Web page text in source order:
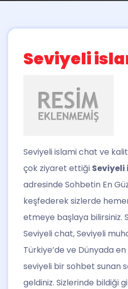
Seviyeli
Seviyeli islami chat ve
çok ziyaret ettiği
adresinde Sohbetin En
keşfederek sizlerde
etmeye başlaya bilirsiniz.
Seviyeli chat, Seviyeli
Türkiye’de ve Dünyada
seviyeli bir sohbet sunan
geldiniz. Sizlerinde bildiği